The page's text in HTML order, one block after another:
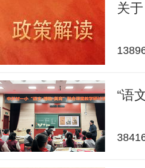
关
“语